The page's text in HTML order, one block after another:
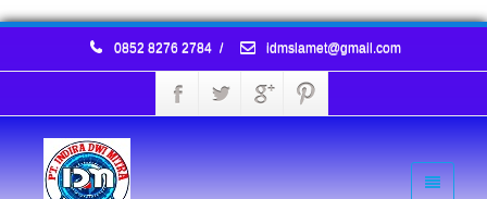
0852 8276 2784 / idmslamet@gmail.com